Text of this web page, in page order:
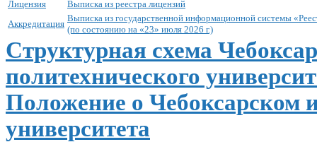
Лицензия Выписка из реестра лицензий
Аккредитация
Выписка из государственной информационной системы
(по состоянию на «23» июля 2026 г.)
Структурная схема
политехнического
Положение о Чебоксарском
университета